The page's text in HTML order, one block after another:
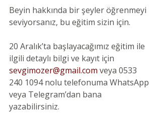
Beyin hakkında bir şeyler öğrenmeyi
seviyorsanız, bu eğitim sizin için.
20 Aralık’ta başlayacağımız eğitim ile
ilgili detaylı bilgi ve kayıt için
sevgimozer@gmail.com veya 0533
240 1094 nolu telefonuma WhatsApp
veya Telegram’dan bana
yazabilirsiniz.